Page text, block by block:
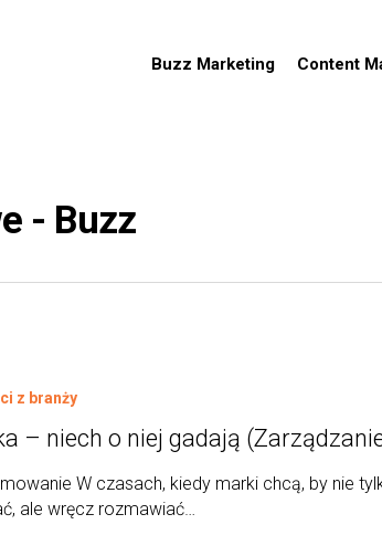
Buzz Marketing Content
- Buzz
z branży
– niech o niej gadają
W czasach, kiedy marki chcą, by nie
ale wręcz rozmawiać…